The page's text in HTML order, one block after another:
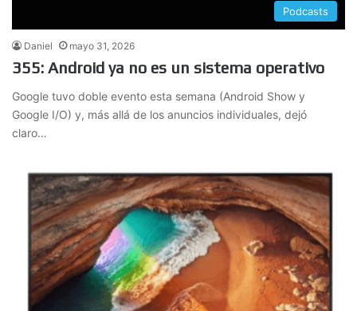
Podcasts
Daniel mayo 31, 2026
355: Android ya no es un sistema operativo
Google tuvo doble evento esta semana (Android Show y
Google I/O) y, más allá de los anuncios individuales, dejó
claro…